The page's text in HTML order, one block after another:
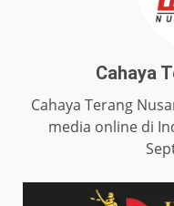
Cahaya
Cahaya Terang
media online di